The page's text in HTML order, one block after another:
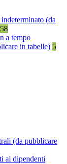
(da
a tempo
in tabelle) 5
(da pubblicare
ai dipendenti